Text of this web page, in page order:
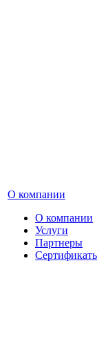
О компании
О компании
Услуги
Партнеры